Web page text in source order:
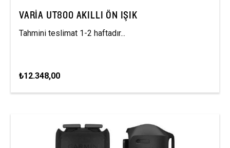
VARIA UT800 AKILLI ÖN IŞIK
Tahmini teslimat 1-2 haftadır...
₺12.348,00